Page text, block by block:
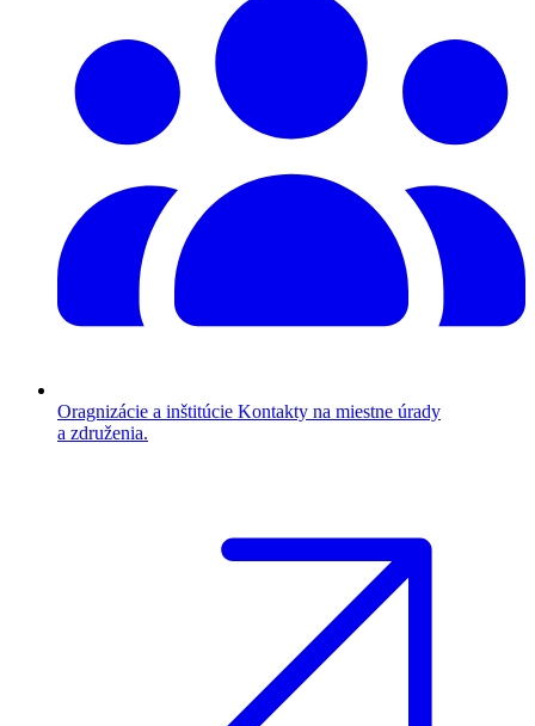
Oragnizácie a inštitúcie Kontakty na miestne úrady
a združenia.